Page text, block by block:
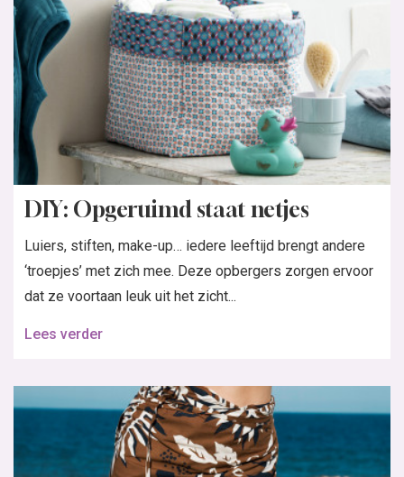
DIY: Opgeruimd staat netjes
Luiers, stiften, make-up… iedere leeftijd brengt andere
‘troepjes’ met zich mee. Deze opbergers zorgen ervoor
dat ze voortaan leuk uit het zicht...
Lees verder